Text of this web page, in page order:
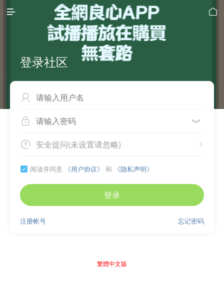
 
登录社区

 
 
安全提问(未设置请忽略)
 阅读并同意 《用户协议》 和 《隐私声明》
登录
忘记密码
注册帐号
繁體中文版